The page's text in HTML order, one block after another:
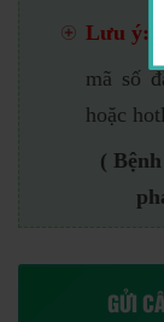
Lưu ý:
mã số
hoặc
(
GỬI